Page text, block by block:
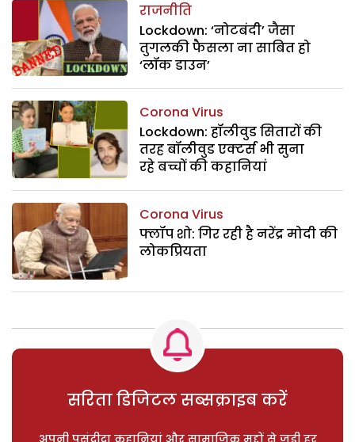
राजनीति
Lockdown: ‘नोटबंदी’ जैसा
तुगलकी फैसला ना साबित हो
‘लॉक डाउन’
Corona Virus
Lockdown: हॉलीवुड सितारों की
तरह बॉलीवुड एक्टर्स भी सुना
रहे बच्चों की कहानियां
Corona Virus
फ्लॉप शो: गिर रही है नरेंद्र मोदी की
लोकप्रियता
सरिता डिजिटल सब्सक्राइब करें